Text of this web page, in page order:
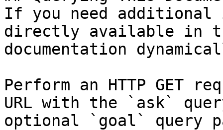
If you need
directly available in
documentation
Perform an HTTP GET
URL with the `ask`
optional `goal` query